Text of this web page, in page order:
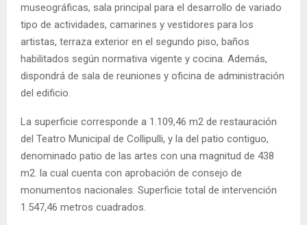
museográficas, sala principal para el desarrollo de variado
tipo de actividades, camarines y vestidores para los
artistas, terraza exterior en el segundo piso, baños
habilitados según normativa vigente y cocina. Además,
dispondrá de sala de reuniones y oficina de administración
del edificio.
La superficie corresponde a 1.109,46 m2 de restauración
del Teatro Municipal de Collipulli, y la del patio contiguo,
denominado patio de las artes con una magnitud de 438
m2. la cual cuenta con aprobación de consejo de
monumentos nacionales. Superficie total de intervención
1.547,46 metros cuadrados.